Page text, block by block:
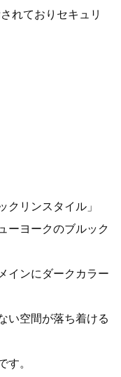
れておりセキュリ
クリンスタイル」
ーヨークのブルック
インにダークカラー
い空間が落ち着ける
す。